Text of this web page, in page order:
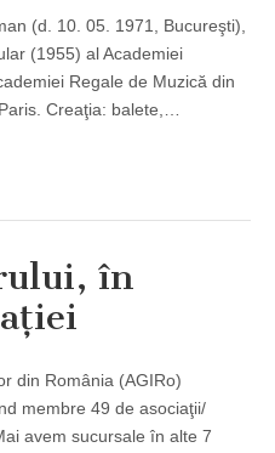
(d. 10. 05. 1971, Bucureşti),
(1955) al Academiei
Regale de Muzică din
Creaţia: balete,…
în
din România (AGIRo)
membre 49 de asociaţii/
avem sucursale în alte 7